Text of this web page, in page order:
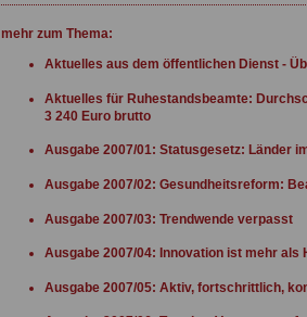
mehr zum Thema:
Aktuelles aus dem öffentlichen Dienst -
Aktuelles für Ruhestandsbeamte:
3 240 Euro brutto
Ausgabe 2007/01: Statusgesetz: Länder
Ausgabe 2007/02: Gesundheitsreform:
Ausgabe 2007/03: Trendwende verpasst
Ausgabe 2007/04: Innovation ist mehr als
Ausgabe 2007/05: Aktiv, fortschrittlich,